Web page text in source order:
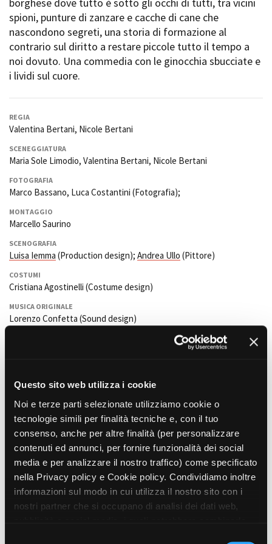
Questo sito web utilizza i cookie
Noi e terze parti selezionate utilizziamo cookie o
tecnologie simili per finalità tecniche e, con il tuo
consenso, anche per altre finalità (per personalizzare
contenuti ed annunci, per fornire funzionalità dei social
media e per analizzare il nostro traffico) come specificato
nella Privacy policy e Cookie policy. Condividiamo inoltre
informazioni sul modo in cui utilizza il nostro sito con i
nostri partner che si occupano di analisi dei dati web,
Short Film Fund
PRODUCTION GUIDE
Società di produzione
Strutture di servizio
Professionisti
Attrici-Attori
FILM DATABASE
BOOK DATABASE
NEWS
CASTING
Torino Film Festival
David di Donatello
Nastri d’Argento
Premio Solinas
Location - Accedi al tuo
Lavora con noi
Elenco Operatori Economici
Amministrazione trasparente
Bandi e gare
Whistleblowing
Credits
borghese dove tutto è sotto gli occhi di tutti, tra vicini
spioni, punture di zanzare e cacche di cane che
nascondono segreti, una storia di formazione al
contrario sul diritto a restare piccole tutto il tempo a
noi dovuto. Una commedia con le ginocchia sbucciate e
i lividi sul cuore.
REGIA
Valentina Bertani, Nicole Bertani
SCENEGGIATURA
Maria Sole Limodio, Valentina Bertani, Nicole Bertani
FOTOGRAFIA
Marco Bassano, Luca Costantini (Fotografia);
MONTAGGIO
Marcello Saurino
SCENOGRAFIA
Luisa Iemma (Production design); Andrea Ullo (Pittore)
COSTUMI
Cristiana Agostinelli (Costume design)
MUSICA ORIGINALE
Lorenzo Confetta (Sound design)
Valentina Cortesi (Coordinatrice di Produzione); Anna Kather (Ass.
Polacchi,Giorgio FicarraeRuggero Gioia(A.to Segretario di
Produzione).
Jordan Beljuli (Facilities).
Giuseppe Rinaldi
(pilota droni).
Driving Vintage(Noleggio mezzi di scena)
Il Vassoio Volante Torino (Catering)
Mia Ferricelli, Agnese Scazza e Petra Scheggia, Clara Tramontano,